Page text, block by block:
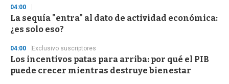
04:00
La sequía "entra" al dato de actividad económica:
¿es solo eso?
04:00 Exclusivo suscriptores
Los incentivos patas para arriba: por qué el PIB
puede crecer mientras destruye bienestar